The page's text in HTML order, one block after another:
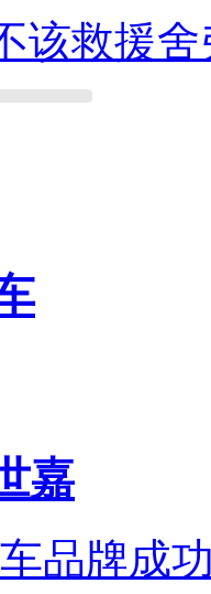
该救援舍
嘉
品牌成